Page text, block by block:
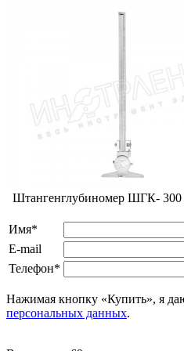
Штангенглубиномер ШГК- 300
Имя*
E-mail
Телефон*
Нажимая кнопку «Купить», я
персональных данных.